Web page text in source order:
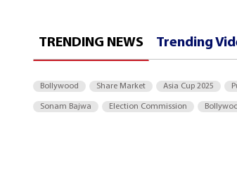
TRENDING NEWS Trending
Bollywood Share Market Asia Cup 2025
Sonam Bajwa Election Commission